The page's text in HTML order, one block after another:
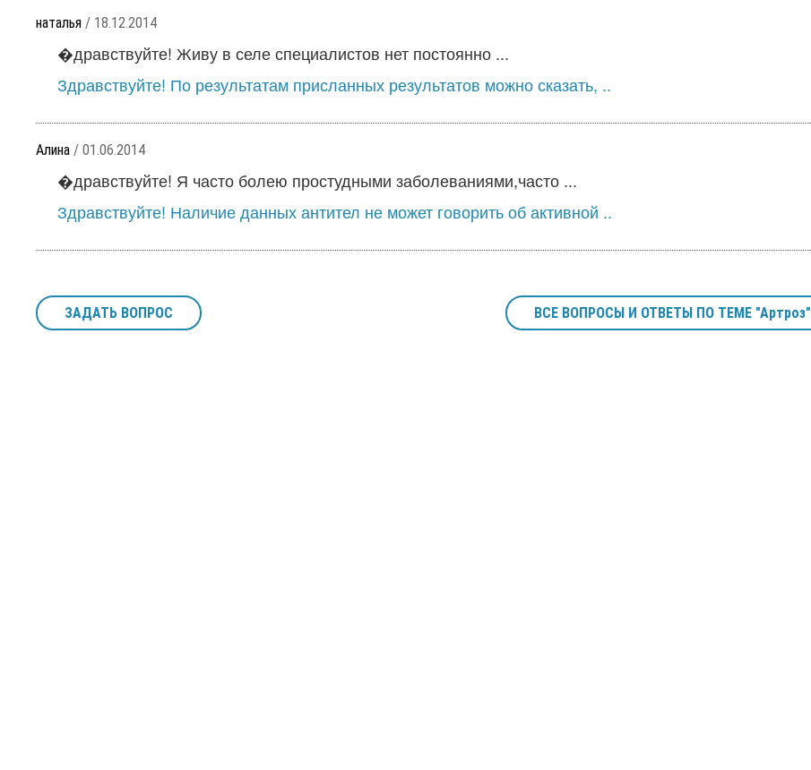
наталья / 18.12.2014
�дравствуйте! Живу в селе специалистов нет постоянно ...
Здравствуйте! По результатам присланных результатов можно сказать, ..
Алина / 01.06.2014
�дравствуйте! Я часто болею простудными заболеваниями,часто ...
Здравствуйте! Наличие данных антител не может говорить об активной ..
ЗАДАТЬ ВОПРОС ВСЕ ВОПРОСЫ И ОТВЕТЫ ПО ТЕМЕ "Артроз"